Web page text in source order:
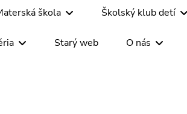
škola Školský klub detí
Starý web O nás